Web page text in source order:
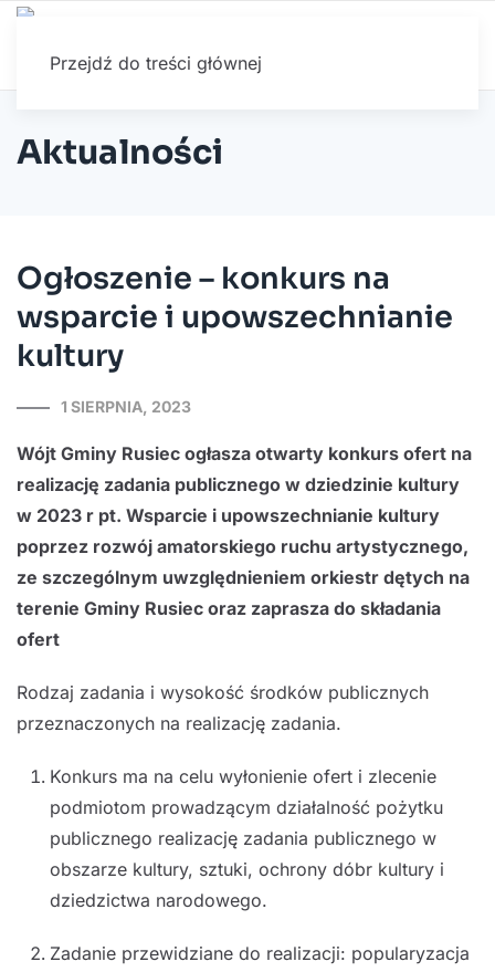
Przejdź do treści głównej
Aktualności
Ogłoszenie – konkurs na
wsparcie i upowszechnianie
kultury
1 SIERPNIA, 2023
Wójt Gminy Rusiec ogłasza otwarty konkurs ofert na
realizację zadania publicznego w dziedzinie kultury
w 2023 r pt. Wsparcie i upowszechnianie kultury
poprzez rozwój amatorskiego ruchu artystycznego,
ze szczególnym uwzględnieniem orkiestr dętych na
terenie Gminy Rusiec oraz zaprasza do składania
ofert
Rodzaj zadania i wysokość środków publicznych
przeznaczonych na realizację zadania.
Konkurs ma na celu wyłonienie ofert i zlecenie
podmiotom prowadzącym działalność pożytku
publicznego realizację zadania publicznego w
obszarze kultury, sztuki, ochrony dóbr kultury i
dziedzictwa narodowego.
Zadanie przewidziane do realizacji: popularyzacja